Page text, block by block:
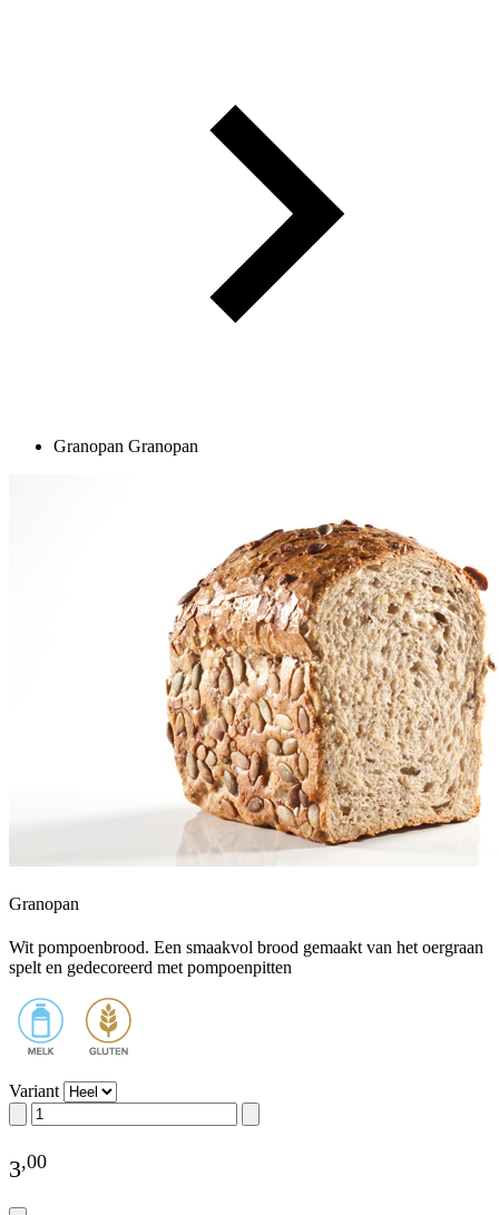
Granopan Granopan
Granopan
Wit pompoenbrood. Een smaakvol brood gemaakt van het oergraan
spelt en gedecoreerd met pompoenpitten
Variant
3,00